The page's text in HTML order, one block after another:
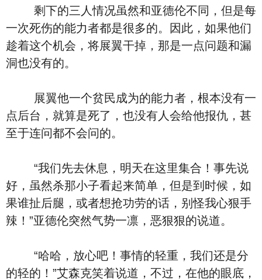
剩下的三人情况虽然和亚德伦不同，但是每
一次死伤的能力者都是很多的。因此，如果他们
趁着这个机会，将展翼干掉，那是一点问题和漏
洞也没有的。
展翼他一个贫民成为的能力者，根本没有一
点后台，就算是死了，也没有人会给他报仇，甚
至于连问都不会问的。
“我们先去休息，明天在这里集合！事先说
好，虽然杀那小子看起来简单，但是到时候，如
果谁扯后腿，或者想抢功劳的话，别怪我心狠手
辣！”亚德伦突然气势一凛，恶狠狠的说道。
“哈哈，放心吧！事情的轻重，我们还是分
的轻的！”艾森克笑着说道，不过，在他的眼底，